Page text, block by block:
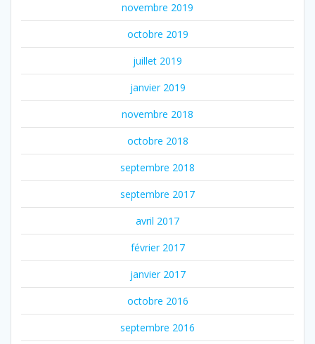
novembre 2019
octobre 2019
juillet 2019
janvier 2019
novembre 2018
octobre 2018
septembre 2018
septembre 2017
avril 2017
février 2017
janvier 2017
octobre 2016
septembre 2016